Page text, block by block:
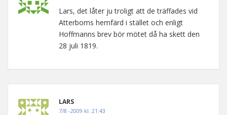
Lars, det låter ju troligt att de träffades vid
Atterboms hemfärd i stället och enligt
Hoffmanns brev bör mötet då ha skett den
28 juli 1819.
LARS
7/8 -2009 kl. 21:43